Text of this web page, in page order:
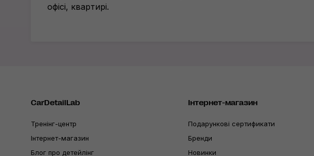
офісі, квартирі.
CarDetailLab
Тренінг-центр
Інтернет-магазин
Блог про детейлінг
Інтернет-магазин
Подарункові сертификати
Бренди
Новинки